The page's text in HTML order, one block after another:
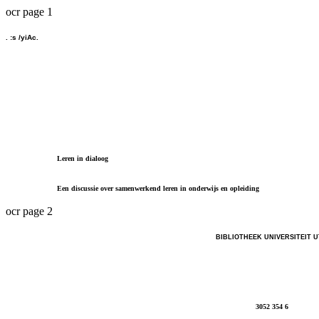
ocr page 1
. :s /yiAc.
Leren in dialoog
Een discussie over samenwerkend leren in onderwijs en opleiding
ocr page 2
BIBLIOTHEEK UNIVERSITEIT
3052 354 6